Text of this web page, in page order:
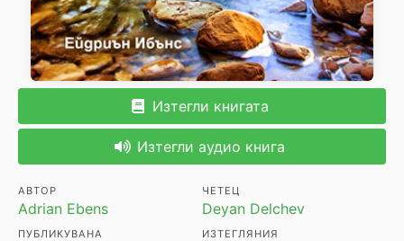
Изтегли книгата
Изтегли аудио книга
АВТОР
Adrian Ebens
ЧЕТЕЦ
Deyan Delchev
ПУБЛИКУВАНА ИЗТЕГЛЯНИЯ